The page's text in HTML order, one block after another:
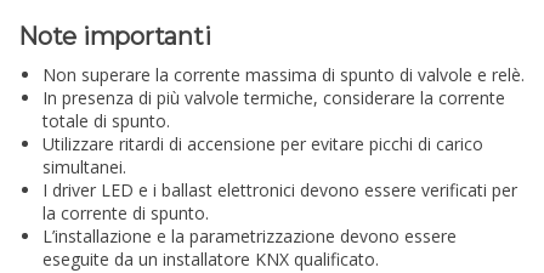
Note importanti
Non superare la corrente massima di spunto di valvole e relè.
In presenza di più valvole termiche, considerare la corrente
totale di spunto.
Utilizzare ritardi di accensione per evitare picchi di carico
simultanei.
I driver LED e i ballast elettronici devono essere verificati per
la corrente di spunto.
L’installazione e la parametrizzazione devono essere
eseguite da un installatore KNX qualificato.